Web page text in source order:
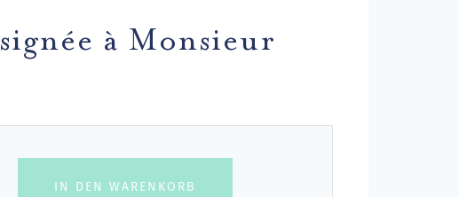
à Monsieur
IN DEN WARENKORB